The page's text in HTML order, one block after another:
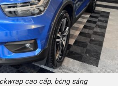
cao cấp, bóng sáng